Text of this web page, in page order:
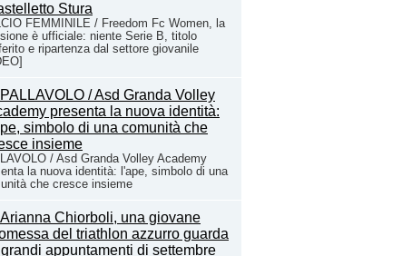
FEMMINILE / Freedom Fc Women, la
è ufficiale: niente Serie B, titolo
e ripartenza dal settore giovanile
/ Asd Granda Volley Academy
la nuova identità: l'ape, simbolo di una
che cresce insieme